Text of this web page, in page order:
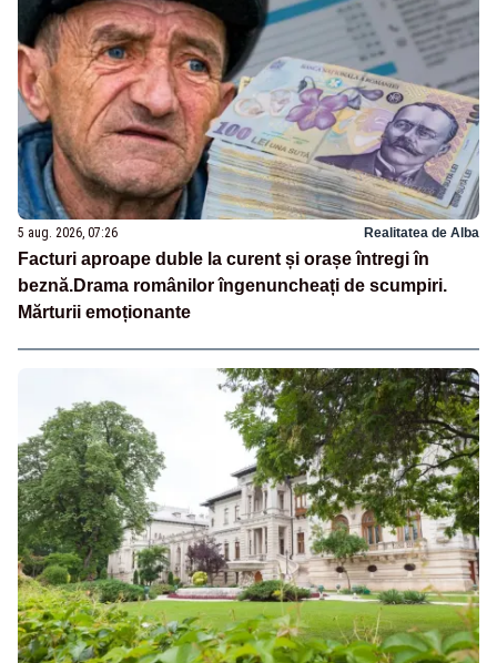
5 aug. 2026, 07:26 Realitatea de Alba
Facturi aproape duble la curent și orașe întregi în
beznă.Drama românilor îngenuncheați de scumpiri.
Mărturii emoționante